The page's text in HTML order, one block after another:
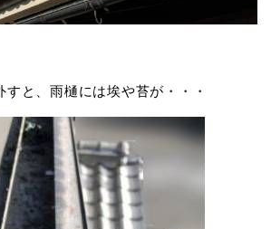
すと、雨樋には埃や苔が・・・